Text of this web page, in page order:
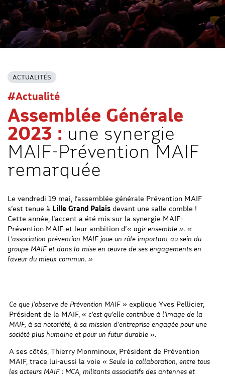
ACTUALITÉS
#Actualité
Assemblée Générale
2023 : une synergie
MAIF-Prévention MAIF
remarquée
Le vendredi 19 mai, l’assemblée générale Prévention MAIF
s’est tenue à Lille Grand Palais devant une salle comble !
Cette année, l’accent a été mis sur la synergie MAIF-
Prévention MAIF et leur ambition d’« agir ensemble ». «
L’association prévention MAIF joue un rôle important au sein du
groupe MAIF et dans la mise en œuvre de ses engagements en
faveur du mieux commun. »
Ce que j’observe de Prévention MAIF » explique Yves Pellicier,
Président de la MAIF, « c’est qu’elle contribue à l’image de la
MAIF, à sa notoriété, à sa mission d’entreprise engagée pour une
société plus humaine et pour un futur durable ».
A ses côtés, Thierry Monminoux, Président de Prévention
MAIF, trace lui-aussi la voie « Seule la collaboration, entre tous
les acteurs MAIF : MCA, militants associatifs des antennes et